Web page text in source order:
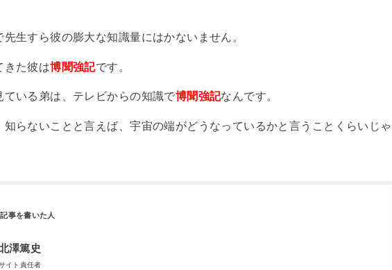
先生すら彼の膨大な知識量にはかないません。
きた彼は博聞強記です。
ている弟は、テレビからの知識で博聞強記なんです。
知らないことと言えば、宇宙の端がどうなっているかと言うことくらいじゃ
澤篤史
イト責任者